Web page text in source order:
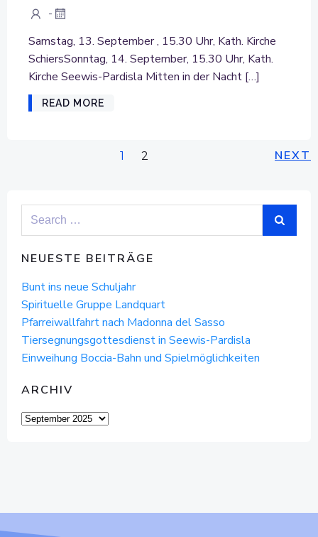
-
Samstag, 13. September , 15.30 Uhr, Kath. Kirche
SchiersSonntag, 14. September, 15.30 Uhr, Kath.
Kirche Seewis-Pardisla Mitten in der Nacht […]
READ MORE
POSTS
NAVIGATION
Page
1 Page
2 NEXT
Search
NEUESTE BEITRÄGE
Bunt ins neue Schuljahr
Spirituelle Gruppe Landquart
Pfarreiwallfahrt nach Madonna del Sasso
Tiersegnungsgottesdienst in Seewis-Pardisla
Einweihung Boccia-Bahn und Spielmöglichkeiten
ARCHIV
Archiv